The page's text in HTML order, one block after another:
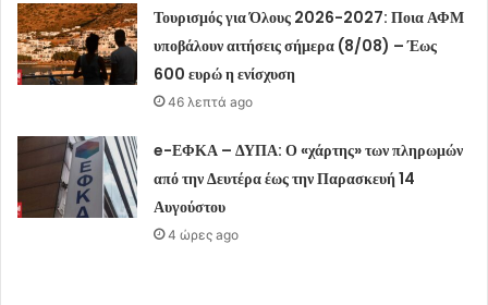
Τουρισμός για Όλους 2026-2027: Ποια ΑΦΜ
υποβάλουν αιτήσεις σήμερα (8/08) – Έως
600 ευρώ η ενίσχυση
46 λεπτά ago
e-ΕΦΚΑ – ΔΥΠΑ: Ο «χάρτης» των πληρωμών
από την Δευτέρα έως την Παρασκευή 14
Αυγούστου
4 ώρες ago